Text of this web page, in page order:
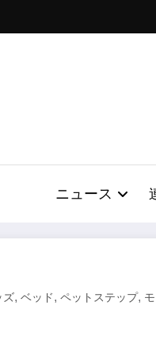
ニュース
ズ, ベッド, ペットステップ,